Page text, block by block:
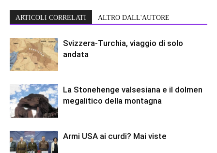
ARTICOLI CORRELATI ALTRO DALL'AUTORE
Svizzera-Turchia, viaggio di solo
andata
La Stonehenge valsesiana e il dolmen
megalitico della montagna
Armi USA ai curdi? Mai viste